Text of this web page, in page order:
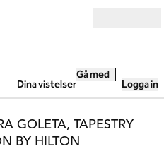
Dina vistelser
Gå med
Logga in
GOLETA, TAPESTRY
BY HILTON